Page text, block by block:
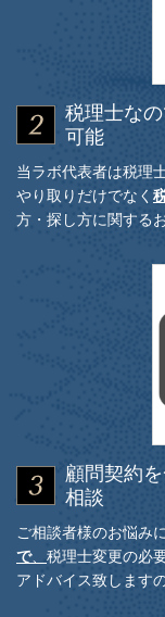
税理士な
可能
当ラボ代表者は税理
やり取りだけでなく
方・探し方に関する
顧問契約
相談
ご相談者様のお悩み
で、 税理士変更の必
アドバイス致します